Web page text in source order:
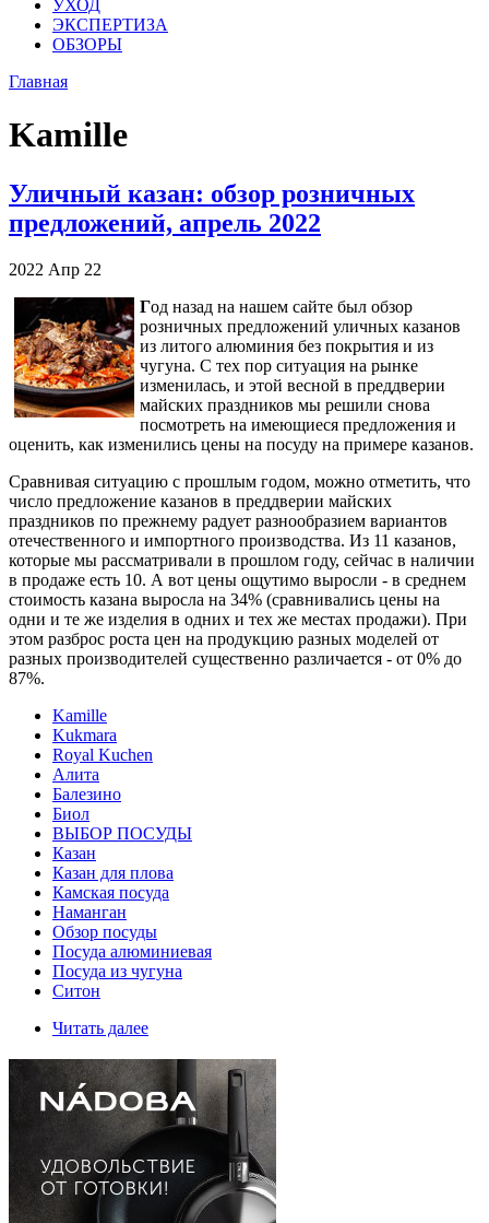
УХОД
ЭКСПЕРТИЗА
ОБЗОРЫ
Главная
Kamille
Уличный казан: обзор розничных
предложений, апрель 2022
2022 Апр 22
Год назад на нашем сайте был обзор
розничных предложений уличных казанов
из литого алюминия без покрытия и из
чугуна. С тех пор ситуация на рынке
изменилась, и этой весной в преддверии
майских праздников мы решили снова
посмотреть на имеющиеся предложения и
оценить, как изменились цены на посуду на примере казанов.
Сравнивая ситуацию с прошлым годом, можно отметить, что
число предложение казанов в преддверии майских
праздников по прежнему радует разнообразием вариантов
отечественного и импортного производства. Из 11 казанов,
которые мы рассматривали в прошлом году, сейчас в наличии
в продаже есть 10. А вот цены ощутимо выросли - в среднем
стоимость казана выросла на 34% (сравнивались цены на
одни и те же изделия в одних и тех же местах продажи). При
этом разброс роста цен на продукцию разных моделей от
разных производителей существенно различается - от 0% до
87%.
Kamille
Kukmara
Royal Kuchen
Алита
Балезино
Биол
ВЫБОР ПОСУДЫ
Казан
Казан для плова
Камская посуда
Наманган
Обзор посуды
Посуда алюминиевая
Посуда из чугуна
Ситон
Читать далее